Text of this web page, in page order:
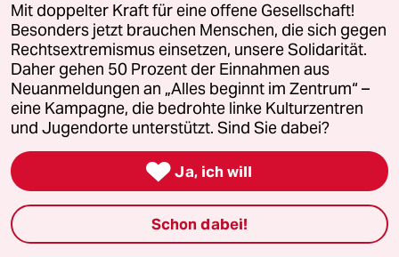
Mehr taz Lesestoff
taz Blogs
taz FUTURZWEI
Le Monde diplomatique
taz Archiv
Mit doppelter Kraft für eine offene Gesellschaft!
Besonders jetzt brauchen Menschen, die sich gegen
Rechtsextremismus einsetzen, unsere Solidarität.
Daher gehen 50 Prozent der Einnahmen aus
Neuanmeldungen an „Alles beginnt im Zentrum“ –
eine Kampagne, die bedrohte linke Kulturzentren
und Jugendorte unterstützt. Sind Sie dabei?
 Ja, ich will
Schon dabei!